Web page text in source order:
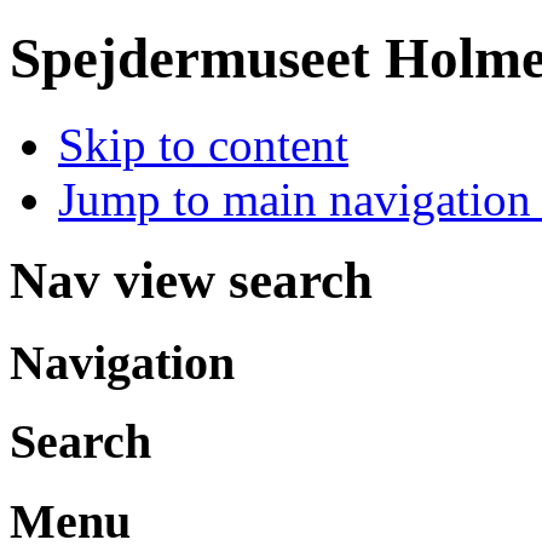
Spejdermuseet
Skip to content
Jump to main
Nav view search
Navigation
Search
Menu